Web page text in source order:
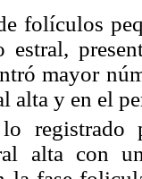
folículos
mayor
alta y en el
registrado
alta con